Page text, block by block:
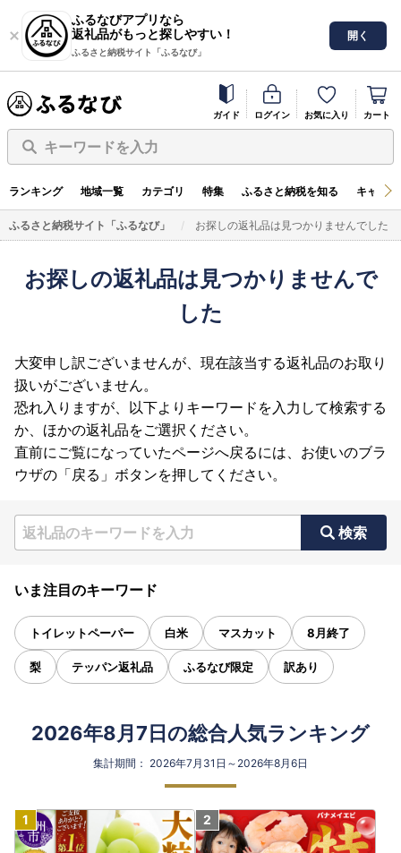
ふるなびアプリなら
返礼品がもっと探しやすい！
ふるさと納税サイト「ふるなび」
開く
ガイド ログイン お気に入り カート
キーワードを入力
ランキング 地域一覧 カテゴリ 特集 ふるさと納税を知る キャン
ふるさと納税サイト「ふるなび」 お探しの返礼品は見つかりませんでした
お探しの返礼品は見つかりませんで
した
大変申し訳ございませんが、現在該当する返礼品のお取り
扱いがございません。
恐れ入りますが、以下よりキーワードを入力して検索する
か、ほかの返礼品をご選択ください。
直前にご覧になっていたページへ戻るには、お使いのブラ
ウザの「戻る」ボタンを押してください。
検索
いま注目のキーワード
トイレットペーパー 白米 マスカット 8月終了
梨 テッパン返礼品 ふるなび限定 訳あり
2026年8月7日の総合人気ランキング
集計期間： 2026年7月31日～2026年8月6日